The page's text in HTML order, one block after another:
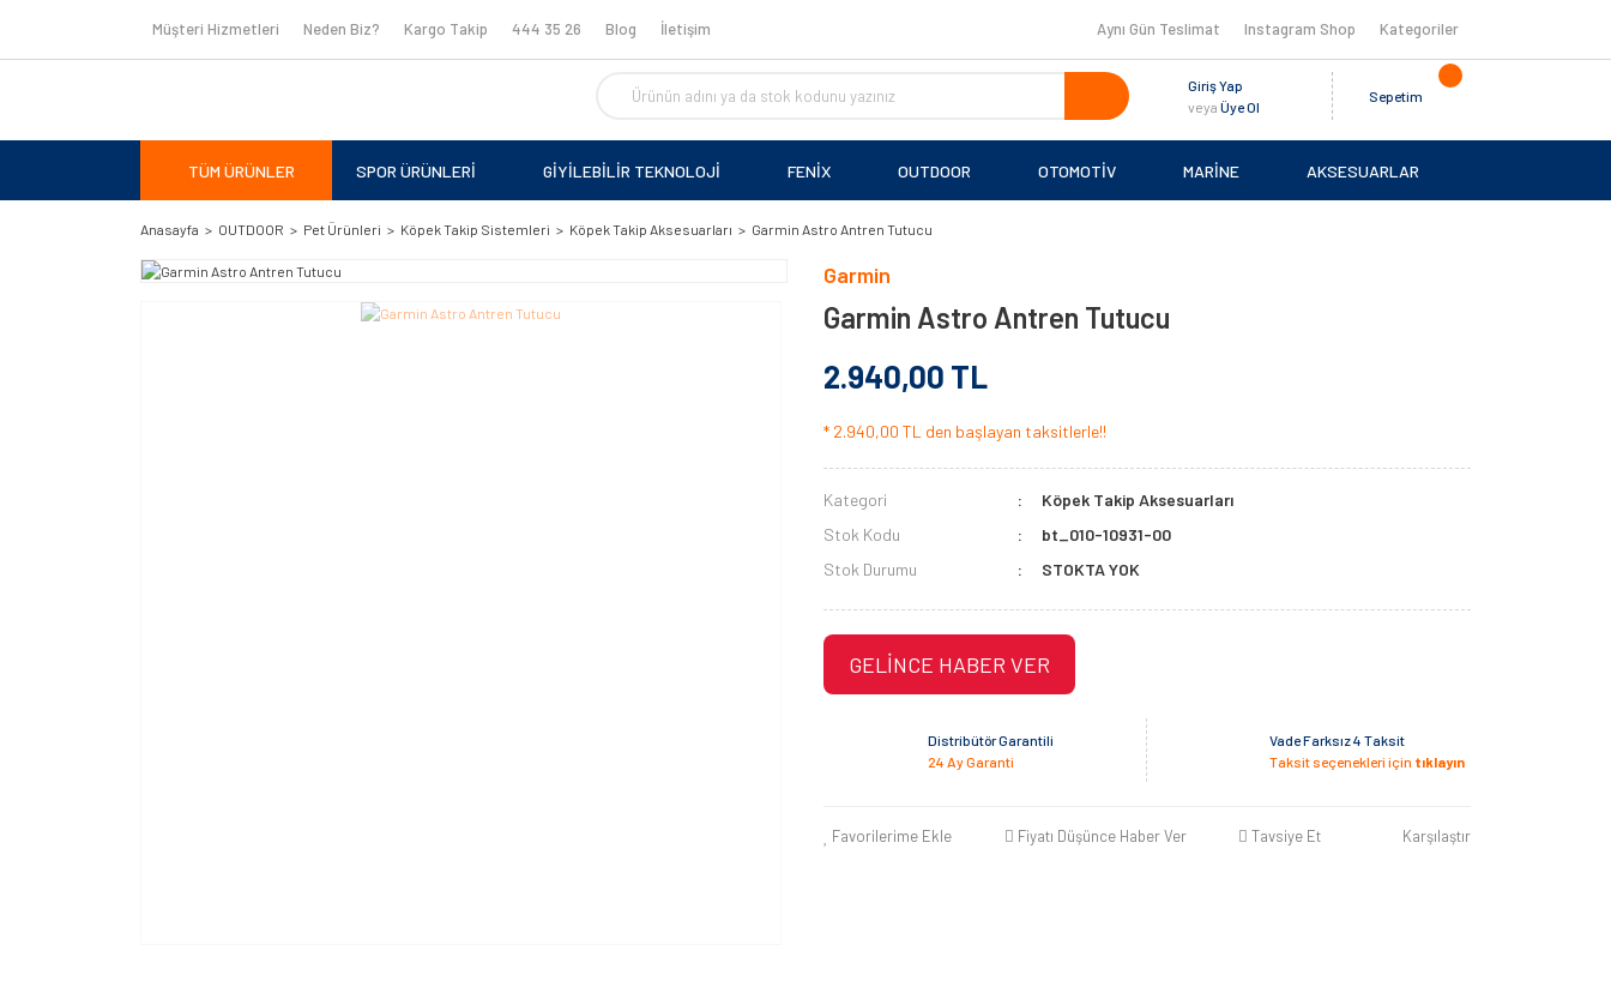
Müşteri Hizmetleri Neden Biz? Kargo Takip 444 35 26 Blog İletişim Aynı Gün Teslimat Instagram Shop Kategoriler
Giriş Yap
veya Üye Ol
Sepetim
TÜM ÜRÜNLER SPOR ÜRÜNLERİ GİYİLEBİLİR TEKNOLOJİ FENİX OUTDOOR OTOMOTİV MARİNE AKSESUARLAR
Anasayfa OUTDOOR Pet Ürünleri Köpek Takip Sistemleri Köpek Takip Aksesuarları Garmin Astro Antren Tutucu
Garmin
Garmin Astro Antren Tutucu
2.940,00 TL
* 2.940,00 TL den başlayan taksitlerle!!
Kategori
Köpek Takip Aksesuarları
Stok Kodu
bt_010-10931-00
Stok Durumu
STOKTA YOK
GELİNCE HABER VER
Distribütör Garantili
24 Ay Garanti
Vade Farksız 4 Taksit
Taksit seçenekleri için tıklayın
Favorilerime Ekle Fiyatı Düşünce Haber Ver Tavsiye Et Karşılaştır